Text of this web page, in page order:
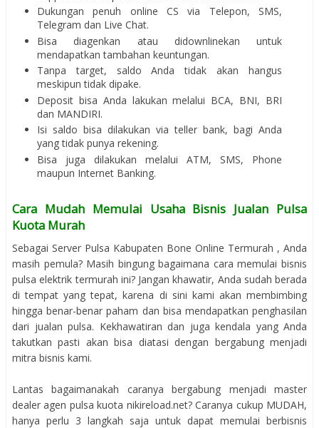
Dukungan penuh online CS via Telepon, SMS,
Telegram dan Live Chat.
Bisa diagenkan atau didownlinekan untuk
mendapatkan tambahan keuntungan.
Tanpa target, saldo Anda tidak akan hangus
meskipun tidak dipake.
Deposit bisa Anda lakukan melalui BCA, BNI, BRI
dan MANDIRI.
Isi saldo bisa dilakukan via teller bank, bagi Anda
yang tidak punya rekening.
Bisa juga dilakukan melalui ATM, SMS, Phone
maupun Internet Banking.
Cara Mudah Memulai Usaha Bisnis Jualan Pulsa
Kuota Murah
Sebagai Server Pulsa Kabupaten Bone Online Termurah , Anda
masih pemula? Masih bingung bagaimana cara memulai bisnis
pulsa elektrik termurah ini? Jangan khawatir, Anda sudah berada
di tempat yang tepat, karena di sini kami akan membimbing
hingga benar-benar paham dan bisa mendapatkan penghasilan
dari jualan pulsa. Kekhawatiran dan juga kendala yang Anda
takutkan pasti akan bisa diatasi dengan bergabung menjadi
mitra bisnis kami.
Lantas bagaimanakah caranya bergabung menjadi master
dealer agen pulsa kuota nikireload.net? Caranya cukup MUDAH,
hanya perlu 3 langkah saja untuk dapat memulai berbisnis